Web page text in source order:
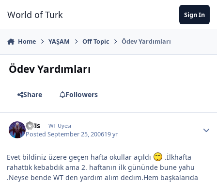
World of Turk Sign In
Home YAŞAM Off Topic Ödev Yardımları
Ödev Yardımları
Share Followers
calis WT Uyesi
PostedSeptember 25, 200619 yr
Evet bildiniz üzere geçen hafta okullar açıldı
.İlkhafta
rahattık kebabdık ama 2. haftanın ilk gününde bune yahu
.Neyse bende WT den yardım alim dedim.Hem başkalarıda